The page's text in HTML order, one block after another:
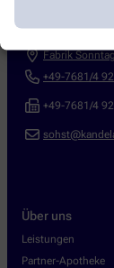
Kandel-
Fabrik
+49-7681/4
+49-7681/4
Über uns
Leistungen
Partner-Apotheke